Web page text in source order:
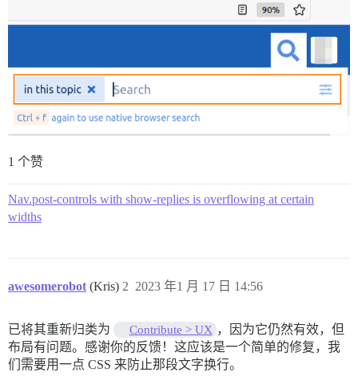
1 个赞
Nav.post-controls with show-replies is overflowing at certain
widths
awesomerobot (Kris) 2023 年1 月 17 日 14:56
2
已将其重新归类为 Contribute > UX ，因为它仍然有效，但
布局有问题。感谢你的反馈！这应该是一个简单的修复，我
们需要用一点 CSS 来防止那段文字换行。